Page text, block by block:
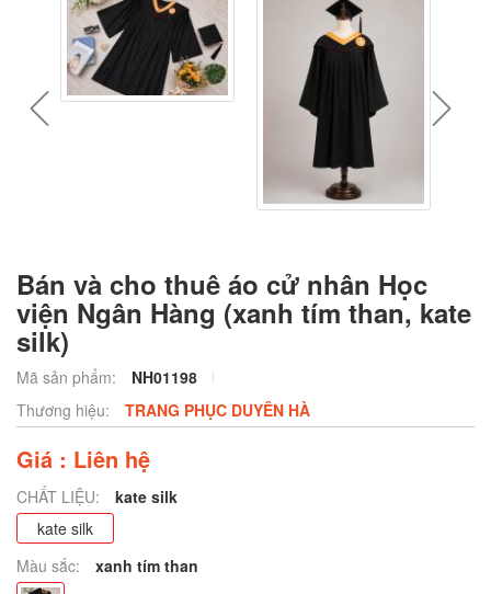
prev next
Bán và cho thuê áo cử nhân Học
viện Ngân Hàng (xanh tím than, kate
silk)
Mã sản phẩm:
NH01198
Thương hiệu:
TRANG PHỤC DUYÊN HÀ
Giá : Liên hệ
CHẤT LIỆU:
kate silk
kate silk
Màu sắc:
xanh tím than